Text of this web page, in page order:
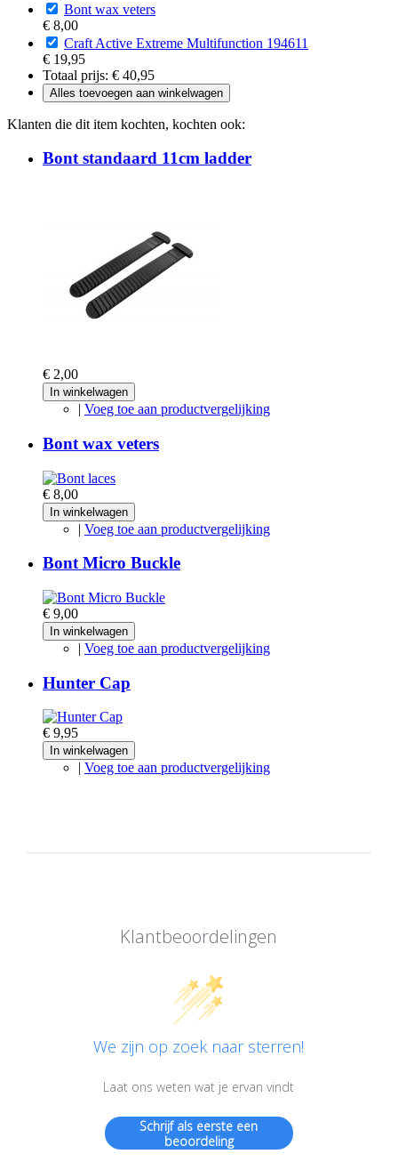
Bont wax veters
€ 8,00
Craft Active Extreme Multifunction 194611
€ 19,95
Totaal prijs: € 40,95
Alles toevoegen aan winkelwagen
Klanten die dit item kochten, kochten ook:
Bont standaard 11cm ladder
€ 2,00
In winkelwagen
| Voeg toe aan productvergelijking
Bont wax veters
€ 8,00
In winkelwagen
| Voeg toe aan productvergelijking
Bont Micro Buckle
€ 9,00
In winkelwagen
| Voeg toe aan productvergelijking
Hunter Cap
€ 9,95
In winkelwagen
| Voeg toe aan productvergelijking
Klantbeoordelingen
We zijn op zoek naar sterren!
Laat ons weten wat je ervan vindt
Schrijf als eerste een
beoordeling